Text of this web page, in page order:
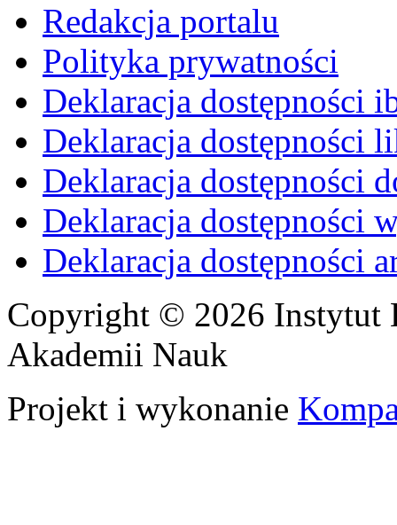
Redakcja portalu
Polityka prywatności
Deklaracja dostępności
Deklaracja dostępności
Deklaracja dostępności
Deklaracja dostępności
Deklaracja dostępności
Copyright © 2026 Instytut
Akademii Nauk
Projekt i wykonanie